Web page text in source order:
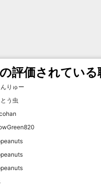
評価されている
りゅー
う虫